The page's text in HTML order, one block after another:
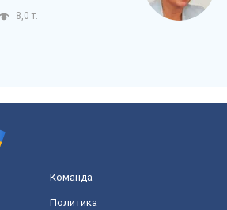
8,0 т.
Команда
Политика